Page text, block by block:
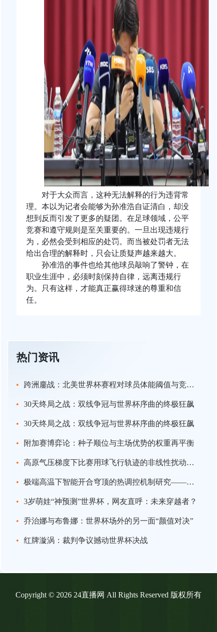
对于大众而言，这种无法解释的行为违背常
理。本以为记者会能够为孙准浩自证清白，却没
想到反而引发了更多的疑团。在足球领域，公平
竞赛和遵守规则是至关重要的。一旦出现违规行
为，必然会受到相应的处罚。而当被处罚者无法
给出合理的解释时，只会让质疑声越来越大。
孙准浩的事件也给其他球员敲响了警钟，在
职业生涯中，必须时刻保持自律，远离违规行
为。只有这样，才能真正赢得球迷的尊重和信
任。
热门资讯
跨洲鏖战：北美世界杯赛程对球员体能阈值与竞技状态滑坡的临界评估
30天终局之战：双线争冠与世界杯序曲的终极狂飙
30天终局之战：双线争冠与世界杯序曲的终极狂飙
附加赛博弈论：种子顺位与主场优势的权重再平衡
高原气压梯度下比赛用球飞行轨迹的非线性扰动建模与自适应气动补偿——以2026年世界杯墨西哥赛区为例
极端高温下智能开合穹顶的热调控机制研究——以2026世界杯索菲体育场为案例
3岁萌娃“神预测”世界杯，网友直呼：未来穿越者？
乔治娜与布鲁娜：世界杯场外的另一面“颜值对决”
红牌漩涡：裁判争议撼动世界杯决战
Copyright © 2026 24直播网 All Rights Reserved 版权所有